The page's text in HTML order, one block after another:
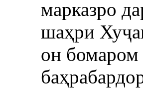
марказро
шаҳри
он